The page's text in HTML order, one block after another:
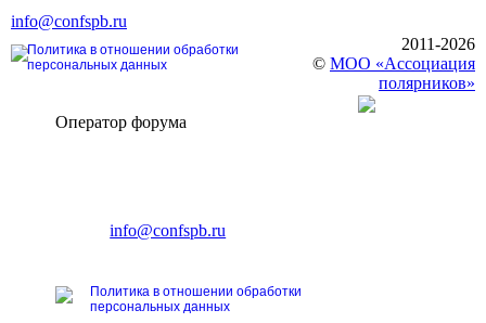
info@confspb.ru
Политика в отношении обработки
персональных данных
2011-2026
© МОО «Ассоциация
полярников»
Оператор форума
E-mail:info@confspb.ru
Политика в отношении обработки
персональных данных